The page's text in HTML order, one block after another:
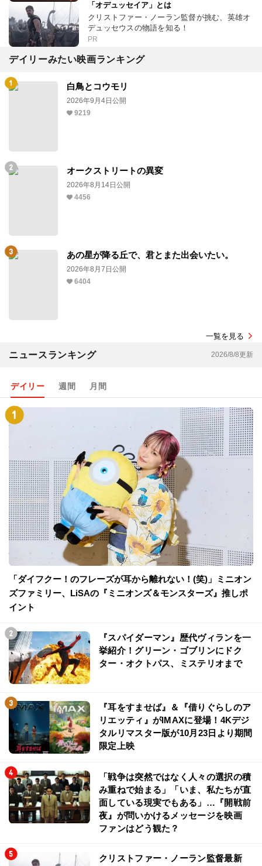
「オデュッセイア」とは
クリストファー・ノーラン監督が挑む、英雄オ
デュッセウスの物語を知る！
PR
デイリーみたい映画ランキング
白鳥とコウモリ
2026年9月4日公開
9219
オークストリートの異変
2026年8月14日公開
4456
あの星が降る丘で、君とまた出会いたい。
2026年8月7日公開
6404
一覧を見る
ニュースランキング 2026/8/8更新
デイリー 週間 月間
「ダイフクー！のフレーズが耳から離れない！(笑)」ミニオン
ズファミリー、LiSAの『ミニオンズ＆モンスターズ』推しポ
イント
『スパイダーマン』歴代ヴィランを一
挙紹介！グリーン・ゴブリンにドク
ター・オクトパス、ミステリオまで
『耳をすませば』＆『借りぐらしのア
リエッティ』がIMAXに登場！4Kデジ
タルリマスター版が10月23日より期間
限定上映
「戦争は突然ではなく人々の選択の積
み重ねで始まる」「いま、私たちが直
面している現実でもある」…『開戦前
夜』が問いかけるメッセージを映画
ファンはどう観た？
クリストファー・ノーラン監督最新